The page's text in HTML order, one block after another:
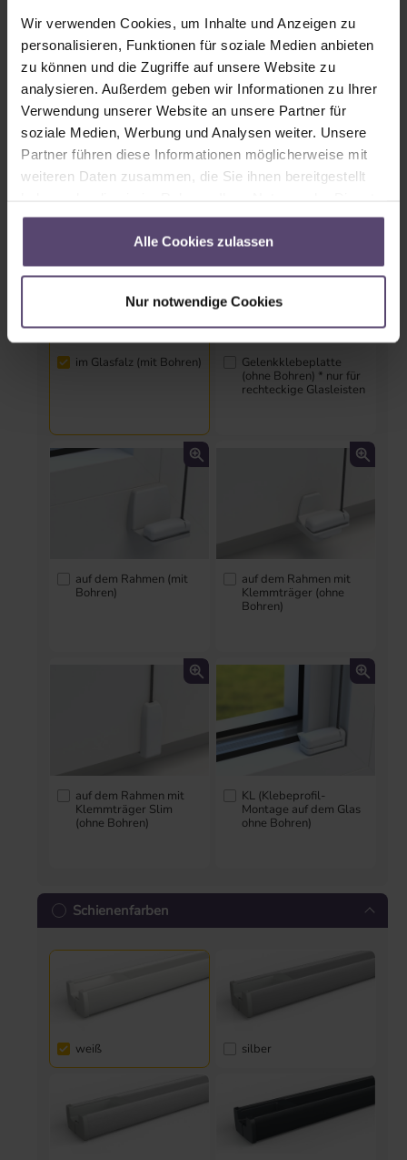
Wir verwenden Cookies, um Inhalte und Anzeigen zu
personalisieren, Funktionen für soziale Medien anbieten
zu können und die Zugriffe auf unsere Website zu
analysieren. Außerdem geben wir Informationen zu Ihrer
Verwendung unserer Website an unsere Partner für
soziale Medien, Werbung und Analysen weiter. Unsere
Partner führen diese Informationen möglicherweise mit
weiteren Daten zusammen, die Sie ihnen bereitgestellt
gesammelt haben.
Alle Cookies zulassen
Nur notwendige Cookies
Bereich: 20–150 cm
Höhe in cm
cm
Bereich: 20–220 cm
Montageart
im Glasfalz (mit Bohren)
Gelenkklebeplatte
(ohne Bohren) * nur für
rechteckige Glasleisten
auf dem Rahmen (mit
Bohren)
auf dem Rahmen mit
Klemmträger (ohne
Bohren)
auf dem Rahmen mit
Klemmträger Slim
(ohne Bohren)
KL (Klebeprofil-
Montage auf dem Glas
ohne Bohren)
Schienenfarben
weiß silber